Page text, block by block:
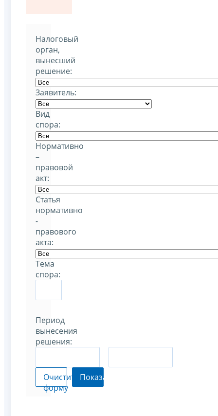
Налоговый
орган,
вынесший
решение:
Заявитель:
Вид
спора:
Нормативно
–
правовой
акт:
Статья
нормативно
-
правового
акта:
Тема
спора:
Период
вынесения
решения:
Очистить
форму
Показать